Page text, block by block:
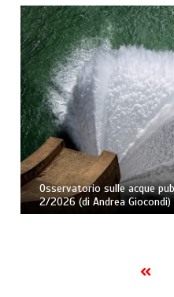
Osservatorio sulle acque
2/2026 (di Andrea Giocondi)